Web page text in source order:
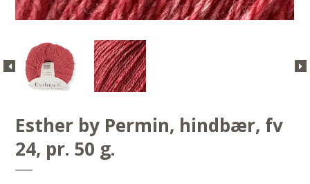
Esther by Permin, hindbær, fv
24, pr. 50 g.